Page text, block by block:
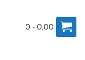
0 - 0,00